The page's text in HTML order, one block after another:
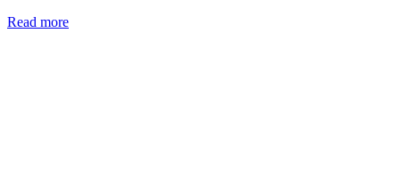
Read more